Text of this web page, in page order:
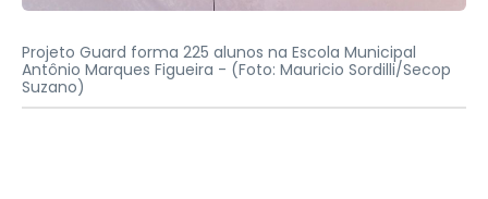
Projeto Guard forma 225 alunos na Escola Municipal
Antônio Marques Figueira - (Foto: Mauricio Sordilli/Secop
Suzano)